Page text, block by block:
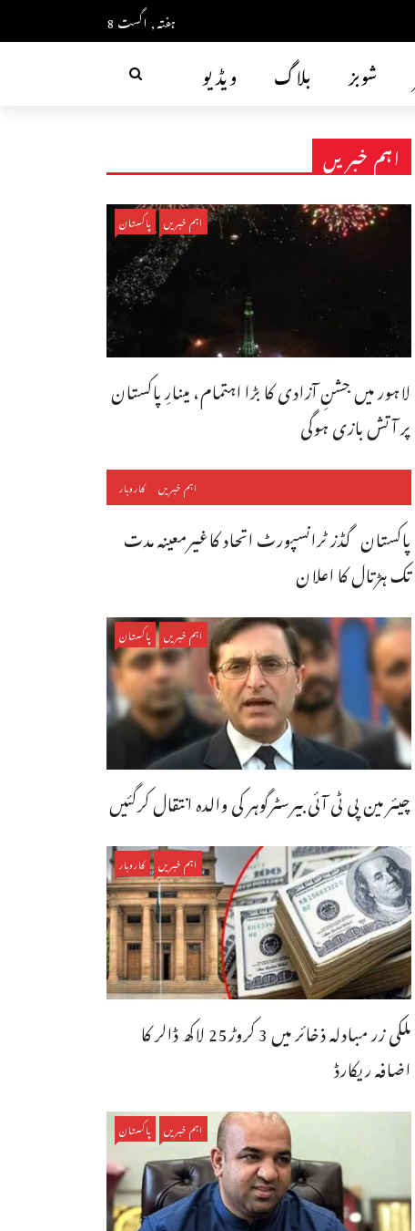
ہفتہ, اگست 8
ویڈیو بلاگ شوبز
اہم خبریں
اہم خبریں پاکستان
لاہور میں جشنِ آزادی کا بڑا اہتمام، مینارِ پاکستان
پر آتش بازی ہوگی
اہم خبریں کاروبار
پاکستان گڈز ٹرانسپورٹ اتحاد کاغیرمعینہ مدت
تک ہڑتال کا اعلان
اہم خبریں پاکستان
چیئر مین پی ٹی آئی بیرسٹرگوہر کی والدہ انتقال کرگئیں
اہم خبریں کاروبار
ملکی زر مبادلہ ذخائر میں 3 کروڑ25 لاکھ ڈالر کا
اضافہ ریکارڈ
اہم خبریں پاکستان